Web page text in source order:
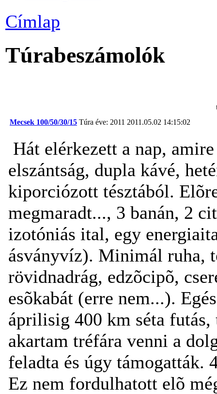
Címlap
Túrabeszámolók
Mecsek 100/50/30/15 Túra éve: 2011 2011.05.02 14:15:02
Hát elérkezett a nap,
elszántság, dupla kávé,
kiporciózott tésztából.
megmaradt..., 3 banán, 2
izotóniás ital, egy
ásványvíz). Minimál ruha,
rövidnadrág, edzõcipõ,
esõkabát (erre nem...).
áprilisig 400 km séta
akartam tréfára venni a
feladta és úgy támogatták.
Ez nem fordulhatott elõ